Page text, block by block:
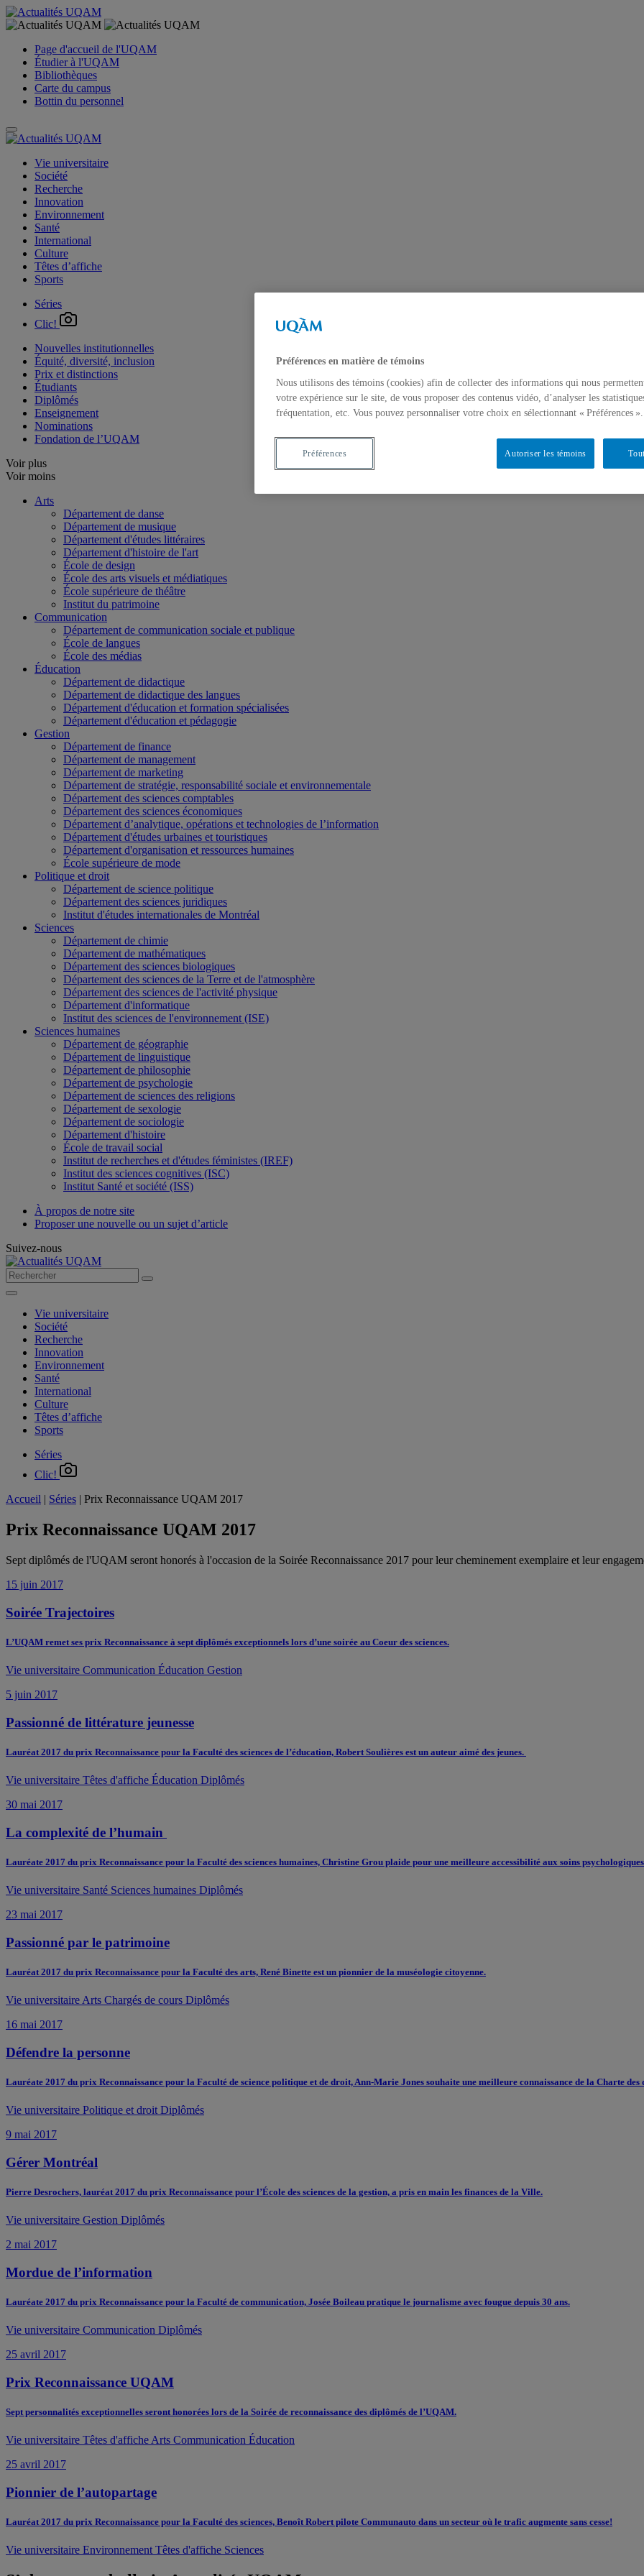
Page d'accueil de l'UQAM
Étudier à l'UQAM
Bibliothèques
Carte du campus
Bottin du personnel
Vie universitaire
Société
Recherche
Innovation
Environnement
Santé
International
Culture
Têtes d’affiche
Sports
Séries
Clic!
Nouvelles institutionnelles
Équité, diversité, inclusion
Prix et distinctions
Étudiants
Diplômés
Enseignement
Nominations
Fondation de l’UQAM
Voir plus
Voir moins
Arts
Département de danse
Département de musique
Département d'études littéraires
Département d'histoire de l'art
École de design
École des arts visuels et médiatiques
École supérieure de théâtre
Institut du patrimoine
Communication
Département de communication sociale et publique
École de langues
École des médias
Éducation
Département de didactique
Département de didactique des langues
Département d'éducation et formation spécialisées
Département d'éducation et pédagogie
Gestion
Département de finance
Département de management
Département de marketing
Département de stratégie, responsabilité sociale et environnementale
Département des sciences comptables
Département des sciences économiques
Département d’analytique, opérations et technologies de l’information
Département d'études urbaines et touristiques
Département d'organisation et ressources humaines
École supérieure de mode
Politique et droit
Département de science politique
Département des sciences juridiques
Institut d'études internationales de Montréal
Sciences
Département de chimie
Département de mathématiques
Département des sciences biologiques
Département des sciences de la Terre et de l'atmosphère
Département des sciences de l'activité physique
Département d'informatique
Institut des sciences de l'environnement (ISE)
Sciences humaines
Département de géographie
Département de linguistique
Département de philosophie
Département de psychologie
Département de sciences des religions
Département de sexologie
Département de sociologie
Département d'histoire
École de travail social
Institut de recherches et d'études féministes (IREF)
Institut des sciences cognitives (ISC)
Institut Santé et société (ISS)
À propos de notre site
Proposer une nouvelle ou un sujet d’article
Suivez-nous
Vie universitaire
Société
Recherche
Innovation
Environnement
Santé
International
Culture
Têtes d’affiche
Sports
Séries
Clic!
Accueil | Séries | Prix Reconnaissance UQAM 2017
Prix Reconnaissance UQAM 2017
Sept diplômés de l'UQAM seront honorés à l'occasion de la Soirée Reconnaissance 2017 pour leur cheminement exemplaire et leur
15 juin 2017
Soirée Trajectoires
L’UQAM remet ses prix Reconnaissance à sept diplômés exceptionnels lors d’une soirée au Coeur des sciences.
Vie universitaire Communication Éducation Gestion
5 juin 2017
Passionné de littérature jeunesse
Lauréat 2017 du prix Reconnaissance pour la Faculté des sciences de l’éducation, Robert Soulières est un auteur aimé des jeunes.
Vie universitaire Têtes d'affiche Éducation Diplômés
30 mai 2017
La complexité de l’humain
Lauréate 2017 du prix Reconnaissance pour la Faculté des sciences humaines, Christine Grou plaide pour une meilleure accessibilité aux soins
Vie universitaire Santé Sciences humaines Diplômés
23 mai 2017
Passionné par le patrimoine
Lauréat 2017 du prix Reconnaissance pour la Faculté des arts, René Binette est un pionnier de la muséologie citoyenne.
Vie universitaire Arts Chargés de cours Diplômés
16 mai 2017
Défendre la personne
Lauréate 2017 du prix Reconnaissance pour la Faculté de science politique et de droit, Ann-Marie Jones souhaite une meilleure connaissance de la Charte
Vie universitaire Politique et droit Diplômés
9 mai 2017
Gérer Montréal
Pierre Desrochers, lauréat 2017 du prix Reconnaissance pour l’École des sciences de la gestion, a pris en main les finances de la Ville.
Vie universitaire Gestion Diplômés
2 mai 2017
Mordue de l’information
Lauréate 2017 du prix Reconnaissance pour la Faculté de communication, Josée Boileau pratique le journalisme avec fougue depuis 30 ans.
Vie universitaire Communication Diplômés
25 avril 2017
Prix Reconnaissance UQAM
Sept personnalités exceptionnelles seront honorées lors de la Soirée de reconnaissance des diplômés de l’UQAM.
Vie universitaire Têtes d'affiche Arts Communication Éducation
25 avril 2017
Pionnier de l’autopartage
Lauréat 2017 du prix Reconnaissance pour la Faculté des sciences, Benoît Robert pilote Communauto dans un secteur où le trafic augmente sans cesse!
Vie universitaire Environnement Têtes d'affiche Sciences
Préférences en matière de témoins
Nous utilisons des témoins (cookies) afin de collecter des informations qui nous
votre expérience sur le site, de vous proposer des contenus vidéo, d’analyser les
fréquentation, etc. Vous pouvez personnaliser votre choix en sélectionnant « Préférences ».
Autoriser les témoins
Préférences